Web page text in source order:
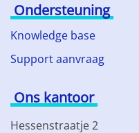
Ondersteuning
Knowledge base
Support aanvraag
Ons kantoor
Hessenstraatje 2